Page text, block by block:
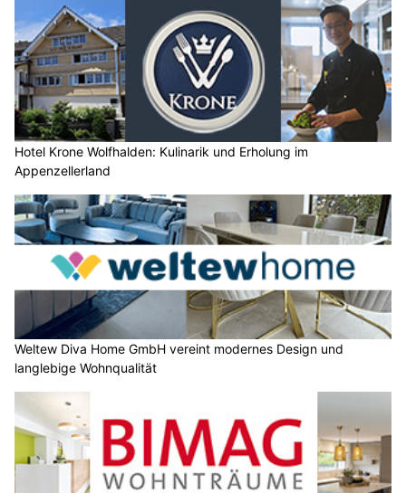
Hotel Krone Wolfhalden: Kulinarik und Erholung im
Appenzellerland
Weltew Diva Home GmbH vereint modernes Design und
langlebige Wohnqualität